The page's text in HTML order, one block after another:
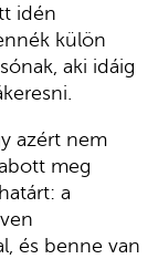
idén
külön
aki idáig
azért nem
meg
a
és benne van